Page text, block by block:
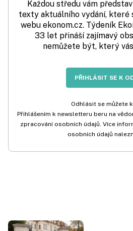
Každou středu vám
texty aktuálního vydání, které
webu ekonom.cz. Týdeník
33 let přináší zajímavý
nemůžete být, který
PŘIHLÁSIT SE K
Odhlásit se můžete
Přihlášením k newsletteru beru na
zpracování osobních údajů. Více
osobních údajů